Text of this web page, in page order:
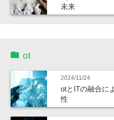
未来
ot
2024/11/24
otとITの融合に
性